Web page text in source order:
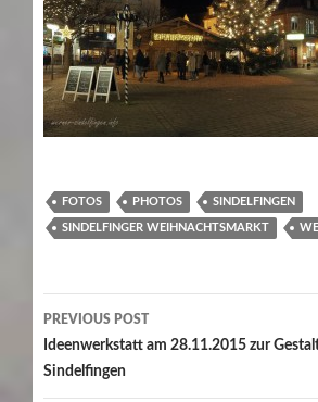
FOTOS PHOTOS SINDELFINGEN
SINDELFINGER WEIHNACHTSMARKT
Post
navigation
PREVIOUS POST
Ideenwerkstatt am 28.11.2015 zur
Sindelfingen